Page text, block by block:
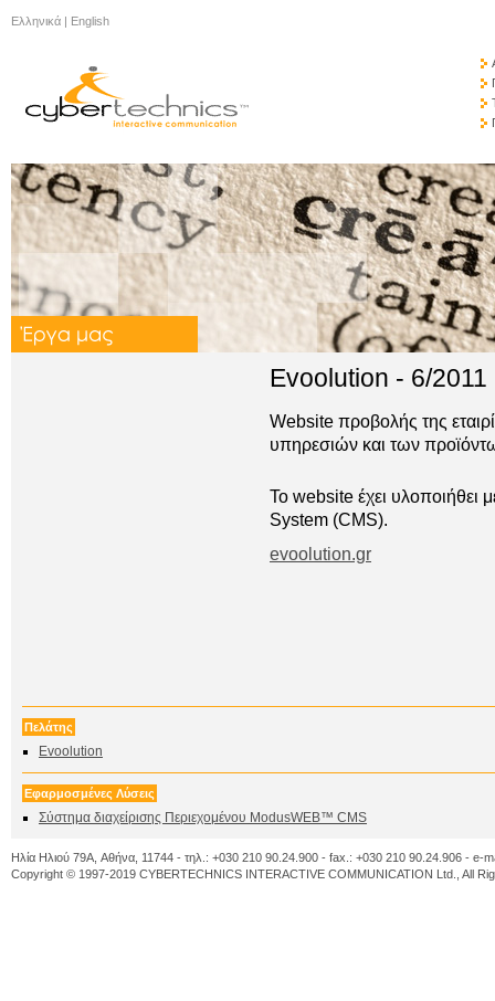
Ελληνικά | English
Evoolution - 6/2011
Website προβολής της
υπηρεσιών και των
To website έχει υλοποιήθει
System (CMS).
evoolution.gr
Πελάτης
Evoolution
Εφαρμοσμένες Λύσεις
Σύστημα διαχείρισης Περιεχομένου ModusWEB™ CMS
Ηλία Ηλιού 79A, Αθήνα, 11744 - τηλ.: +030 210 90.24.900 - fax.: +030 210 90.24.906 - e-
Copyright © 1997-2019 CYBERTECHNICS INTERACTIVE COMMUNICATION Ltd., All